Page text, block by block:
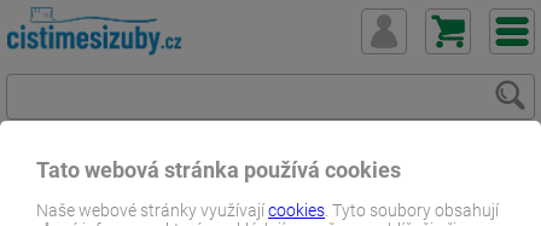
Tato webová stránka používá cookies
Naše webové stránky využívajícookies . Tyto soubory obsahují
ČistímeSiZuby.cz E-shop Přihlásit Zapomenuté heslo